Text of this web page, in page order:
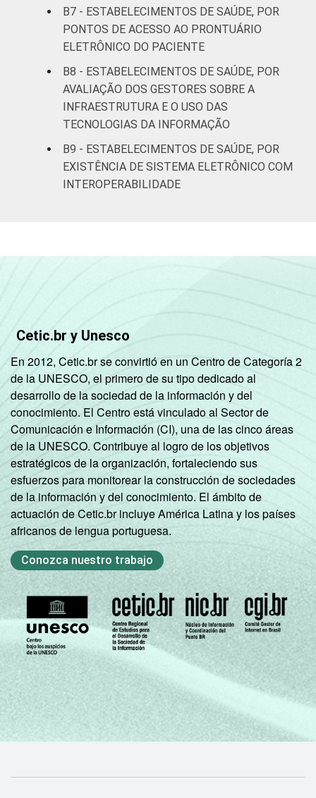
B7 - ESTABELECIMENTOS DE SAÚDE, POR
PONTOS DE ACESSO AO PRONTUÁRIO
ELETRÔNICO DO PACIENTE
B8 - ESTABELECIMENTOS DE SAÚDE, POR
AVALIAÇÃO DOS GESTORES SOBRE A
INFRAESTRUTURA E O USO DAS
TECNOLOGIAS DA INFORMAÇÃO
B9 - ESTABELECIMENTOS DE SAÚDE, POR
EXISTÊNCIA DE SISTEMA ELETRÔNICO COM
INTEROPERABILIDADE
Cetic.br y Unesco
En 2012, Cetic.br se convirtió en un Centro de Categoría 2
de la UNESCO, el primero de su tipo dedicado al
desarrollo de la sociedad de la información y del
conocimiento. El Centro está vinculado al Sector de
Comunicación e Información (CI), una de las cinco áreas
de la UNESCO. Contribuye al logro de los objetivos
estratégicos de la organización, fortaleciendo sus
esfuerzos para monitorear la construcción de sociedades
de la información y del conocimiento. El ámbito de
actuación de Cetic.br incluye América Latina y los países
africanos de lengua portuguesa.
Conozca nuestro trabajo